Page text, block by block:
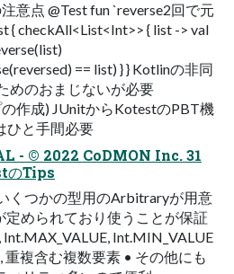
意点 @Test fun `reverse2回で元
{ checkAll<List<Int>> { list -> val
== list) } } Kotlinの非同
めのおまじないが必要
作成) JUnitからKotestのPBT機
ひと手間必要
- © 2022 CoDMON Inc. 31
のTips
くつかの型用のArbitraryが用意
定められており使うことが保証
Int.MAX_VALUE, Int.MIN_VALUE
重複含む複数要素 • その他にも